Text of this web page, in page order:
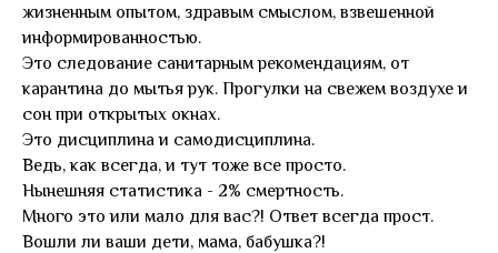
жизненным опытом, здравым смыслом, взвешенной
информированностью.
Это следование санитарным рекомендациям, от
карантина до мытья рук. Прогулки на свежем воздухе и
сон при открытых окнах.
Это дисциплина и самодисциплина.
Ведь, как всегда, и тут тоже все просто.
Нынешняя статистика - 2% смертность.
Много это или мало для вас?! Ответ всегда прост.
Вошли ли ваши дети, мама, бабушка?!